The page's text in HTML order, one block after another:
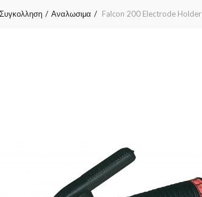
Συγκολληση Αναλωσιμα Falcon 200 Electrode Holder